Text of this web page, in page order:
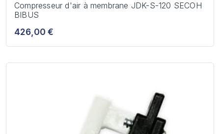
Compresseur d'air à membrane JDK-S-120 SECOH
BIBUS
426,00 €